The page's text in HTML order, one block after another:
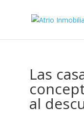
Las
al